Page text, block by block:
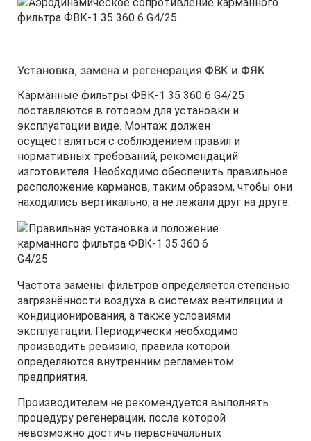
Установка, замена и регенерация ФВК и ФЯК
Карманные фильтры ФВК-1 35 360 6 G4/25
поставляются в готовом для установки и
эксплуатации виде. Монтаж должен
осуществляться с соблюдением правил и
нормативных требований, рекомендаций
изготовителя. Необходимо обеспечить правильное
расположение карманов, таким образом, чтобы они
находились вертикально, а не лежали друг на друге.
Частота замены фильтров определяется степенью
загрязнённости воздуха в системах вентиляции и
кондиционирования, а также условиями
эксплуатации. Периодически необходимо
производить ревизию, правила которой
определяются внутренним регламентом
предприятия.
Производителем не рекомендуется выполнять
процедуру регенерации, после которой
невозможно достичь первоначальных